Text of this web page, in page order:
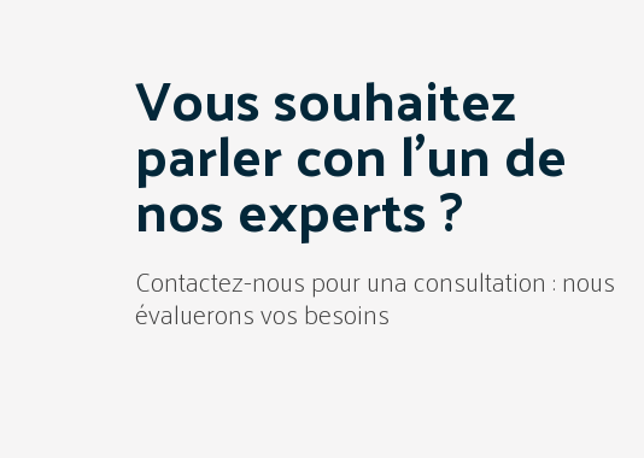
Vous souhaitez
parler con l'un de
nos experts ?
Contactez-nous pour una consultation : nous
évaluerons vos besoins